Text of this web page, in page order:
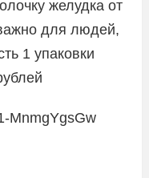
желудка от
для людей,
1 упаковки
MnmgYgsGw